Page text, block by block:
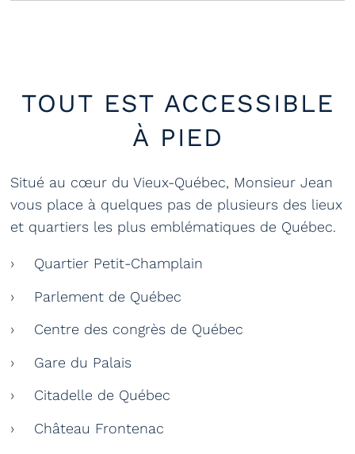
TOUT EST ACCESSIBLE
À PIED
Situé au cœur du Vieux-Québec, Monsieur Jean
vous place à quelques pas de plusieurs des lieux
et quartiers les plus emblématiques de Québec.
Quartier Petit-Champlain
Parlement de Québec
Centre des congrès de Québec
Gare du Palais
Citadelle de Québec
Château Frontenac